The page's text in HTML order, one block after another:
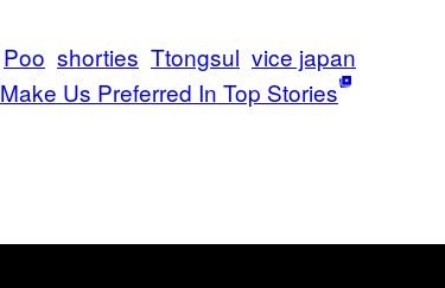
Poo shorties Ttongsul vice japan
Make Us Preferred In Top Stories